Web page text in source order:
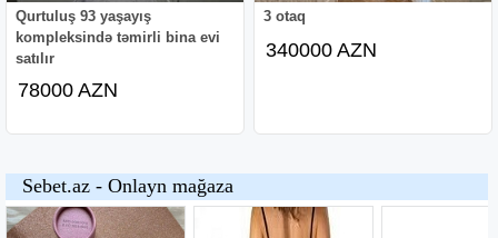
Qurtuluş 93 yaşayış
kompleksində təmirli bina evi
satılır
78000 AZN
3 otaq
340000 AZN